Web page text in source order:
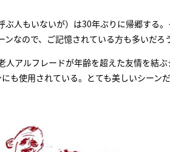
HOME
人もいないが）は30年ぶりに帰郷する
なので、ご記憶されている方も多いだろう
アルフレードが年齢を超えた友情を結
も使用されている。とても美しいシーン